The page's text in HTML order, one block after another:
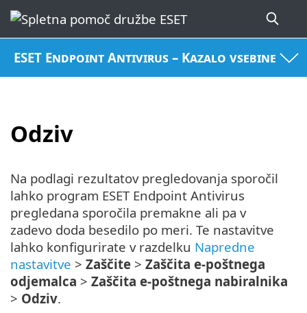
ESET Endpoint Antivirus – Kazalo vsebine
Odziv
Na podlagi rezultatov pregledovanja sporočil
lahko program ESET Endpoint Antivirus
pregledana sporočila premakne ali pa v
zadevo doda besedilo po meri. Te nastavitve
lahko konfigurirate v razdelku Napredne
nastavitve > Zaščite > Zaščita e-poštnega
odjemalca > Zaščita e-poštnega nabiralnika
> Odziv.